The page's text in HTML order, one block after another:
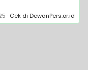
· Cek di DewanPers.or.id